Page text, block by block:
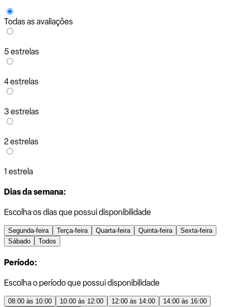
Todas as avaliações
5 estrelas
4 estrelas
3 estrelas
2 estrelas
1 estrela
Dias da semana:
Escolha os dias que possui disponibilidade
Segunda-feira Terça-feira Quarta-feira Quinta-feira
Sexta-feira
Sábado
Todos
Período:
Escolha o período que possui disponibilidade
08:00 às 10:00 10:00 às 12:00 12:00 às 14:00
14:00 às 16:00